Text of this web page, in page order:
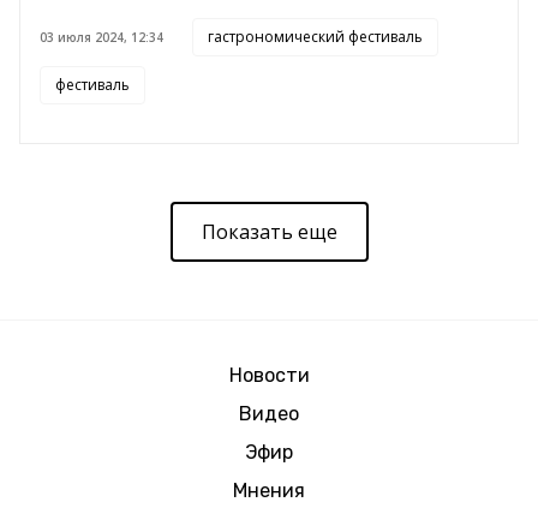
03 июля 2024, 12:34 гастрономический фестиваль
фестиваль
Показать еще
Новости
Видео
Эфир
Мнения